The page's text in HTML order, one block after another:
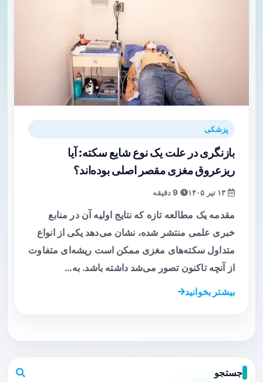
پزشکی
بازنگری در علت یک نوع شایع سکته: آیا
ریزعروق مغزی مقصر اصلی بوده‌اند؟
مقدمه یک مطالعه تازه که نتایج اولیه آن در منابع
خبری علمی منتشر شده، نشان می‌دهد یکی از انواع
متداول سکته‌های مغزی ممکن است ریشه‌ای متفاوت
از آنچه تاکنون تصور می‌شد داشته باشد. به…
بیشتر بخوانید
جستجو